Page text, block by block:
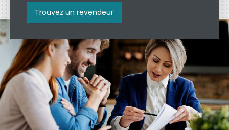
Trouvez un revendeur